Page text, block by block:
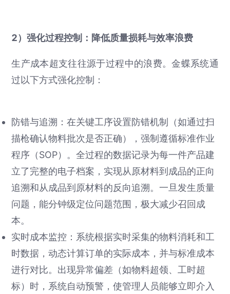
2）强化过程控制：降低质量损耗与效率浪费
生产成本超支往往源于过程中的浪费。金蝶系统通
过以下方式强化控制：
防错与追溯：在关键工序设置防错机制（如通过扫
描枪确认物料批次是否正确），强制遵循标准作业
程序（SOP）。全过程的数据记录为每一件产品建
立了完整的电子档案，实现从原材料到成品的正向
追溯和从成品到原材料的反向追溯。一旦发生质量
问题，能分钟级定位问题范围，极大减少召回成
本。
实时成本监控：系统根据实时采集的物料消耗和工
时数据，动态计算订单的实际成本，并与标准成本
进行对比。出现异常偏差（如物料超领、工时超
标）时，系统自动预警，使管理人员能够立即介入